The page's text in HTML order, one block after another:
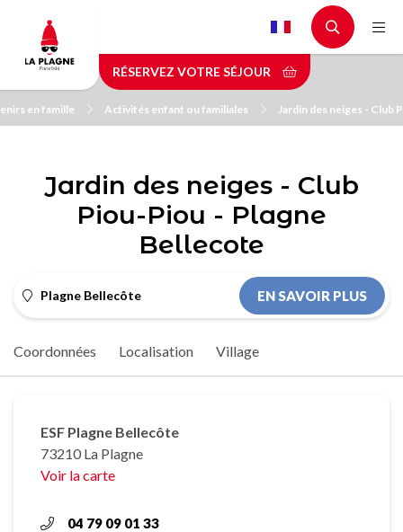
contenu
principal
RÉSERVEZ VOTRE SÉJOUR
en famille Activités enfant ou familiales Jardin des neiges - Club
Jardin des neiges - Club
Piou-Piou - Plagne
Bellecote
Plagne Bellecôte EN SAVOIR PLUS
Coordonnées Localisation Village
ESF Plagne Bellecôte
73210 La Plagne
Voir la carte
04 79 09 01 33